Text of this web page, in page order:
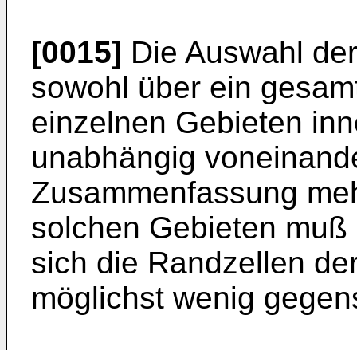
[0015] Die Auswahl
sowohl über ein
einzelnen Gebieten
unabhängig
Zusammenfassung
solchen Gebieten
sich die Randzellen
möglichst wenig